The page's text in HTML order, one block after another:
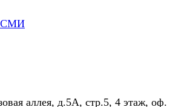
СМИ
аллея, д.5А, стр.5, 4 этаж, оф.